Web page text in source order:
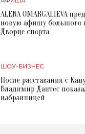
ALENA OMARGALIEVA
новую афишу большого
Дворце спорта
ШОУ-БИЗНЕС
После расставания с
Владимир Дантес
избранницей